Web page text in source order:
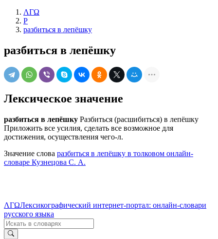
ΛΓΩ
Р
разбиться в лепёшку
разбиться в лепёшку
Лексическое значение
разбиться в лепёшку Разбиться (расшибиться) в лепёшку
Приложить все усилия, сделать все возможное для
достижения, осуществления чего-л.
Значение слова разбиться в лепёшку в толковом онлайн-
словаре Кузнецова С. А.
ΛΓΩЛексикографический интернет-портал: онлайн-словари
русского языка